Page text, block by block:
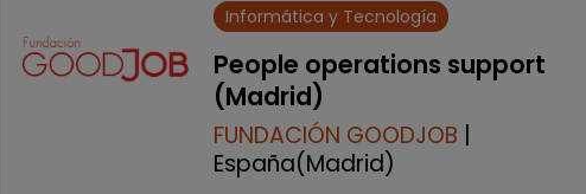
Informática y Tecnología
People operations support
(Madrid)
FUNDACIÓN GOODJOB |
España(Madrid)